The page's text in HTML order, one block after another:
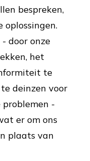
bespreken,
door onze
het
te
deinzen voor
problemen -
er om ons
plaats van